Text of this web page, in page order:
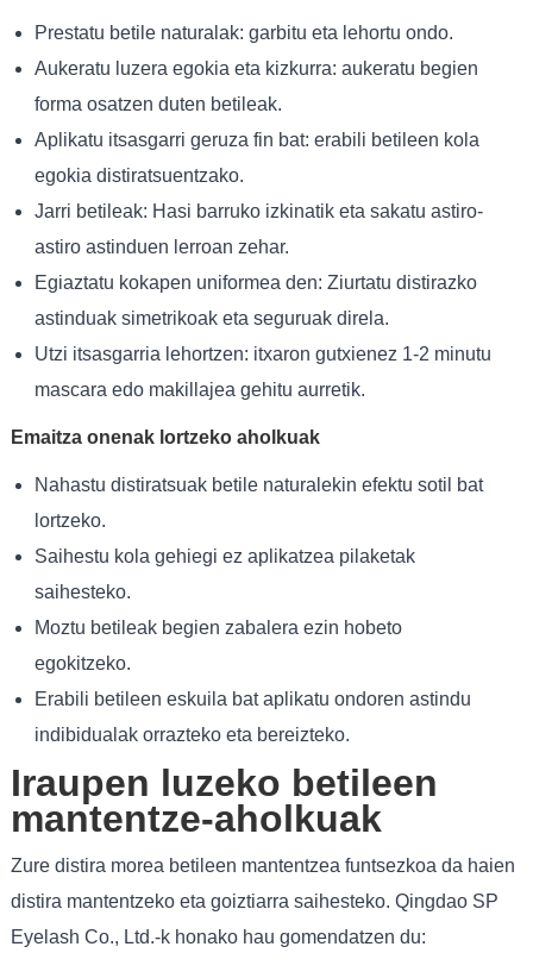
Prestatu betile naturalak: garbitu eta lehortu ondo.
Aukeratu luzera egokia eta kizkurra: aukeratu begien
forma osatzen duten betileak.
Aplikatu itsasgarri geruza fin bat: erabili betileen kola
egokia distiratsuentzako.
Jarri betileak: Hasi barruko izkinatik eta sakatu astiro-
astiro astinduen lerroan zehar.
Egiaztatu kokapen uniformea ​​den: Ziurtatu distirazko
astinduak simetrikoak eta seguruak direla.
Utzi itsasgarria lehortzen: itxaron gutxienez 1-2 minutu
mascara edo makillajea gehitu aurretik.
Emaitza onenak lortzeko aholkuak
Nahastu distiratsuak betile naturalekin efektu sotil bat
lortzeko.
Saihestu kola gehiegi ez aplikatzea pilaketak
saihesteko.
Moztu betileak begien zabalera ezin hobeto
egokitzeko.
Erabili betileen eskuila bat aplikatu ondoren astindu
indibidualak orrazteko eta bereizteko.
Iraupen luzeko betileen
mantentze-aholkuak
Zure distira morea betileen mantentzea funtsezkoa da haien
distira mantentzeko eta goiztiarra saihesteko. Qingdao SP
Eyelash Co., Ltd.-k honako hau gomendatzen du: